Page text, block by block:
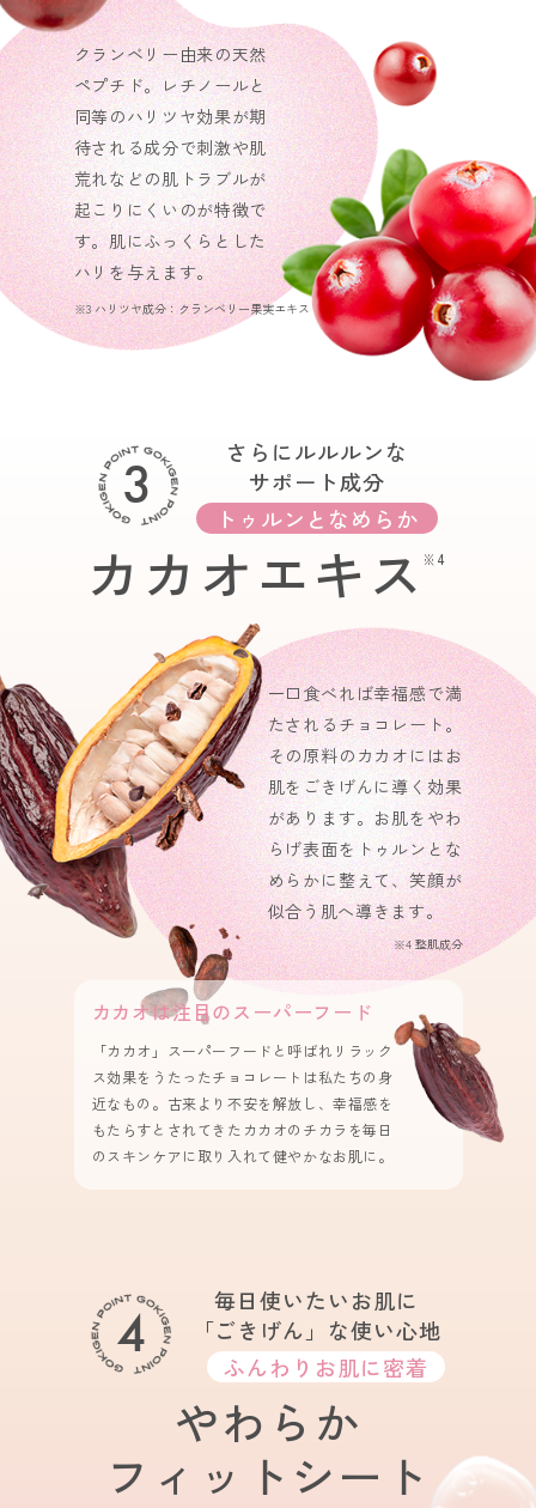
クランベリー由来の天然
ペプチド。レチノールと
同等のハリツヤ効果が期
待される成分で刺激や肌
荒れなどの肌トラブルが
起こりにくいのが特徴で
す。肌にふっくらとした
ハリを与えます。
※3 ハリツヤ成分：クランベリー果実エキス
3
さらにルルルンな
サポート成分
トゥルンとなめらか
カカオエキス※4
一口食べれば幸福感で満
たされるチョコレート。
その原料のカカオにはお
肌をごきげんに導く効果
があります。お肌をやわ
らげ表面をトゥルンとな
めらかに整えて、笑顔が
似合う肌へ導きます。
※4 整肌成分
カカオは注目のスーパーフード
「カカオ」スーパーフードと呼ばれリラック
ス効果をうたったチョコレートは私たちの身
近なもの。古来より不安を解放し、幸福感を
もたらすとされてきたカカオのチカラを毎日
のスキンケアに取り入れて健やかなお肌に。
4
毎日使いたいお肌に
「ごきげん」な使い心地
ふんわりお肌に密着
やわらか
フィットシート